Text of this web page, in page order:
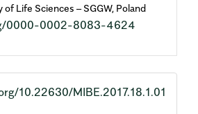
Life Sciences – SGGW, Poland
0000-0002-8083-4624
10.22630/MIBE.2017.18.1.01